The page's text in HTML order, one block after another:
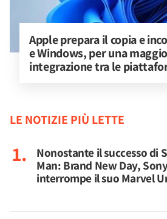
Apple prepara il copia e
e Windows, per una
integrazione tra le
LE NOTIZIE PIÙ LETTE
Nonostante il successo di
Man: Brand New Day,
interrompe il suo Marvel